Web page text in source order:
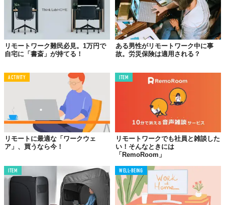
『マイブース（グリーンバック付）＋デスクセット』
【価格】2万4000円（税込み）
※送料別
【サイズ】外寸：1400mm × 900mm × 高さ1400mm　重
リモートワーク難民必見。1万円で
自宅に「書斎」が持てる！
ある男性がリモートワーク中に事
故。労災保険は適用される？
ACTIVITY
リモートに最適な「ワークウェ
ア」、買うなら今！
ITEM
リモートワークでも社員と雑談した
い！そんなときには
「RemoRoom」
ITEM WELL-BEING